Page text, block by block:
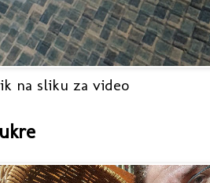
na sliku za video